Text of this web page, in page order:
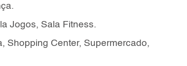
Jogos, Sala Fitness.
Shopping Center, Supermercado,